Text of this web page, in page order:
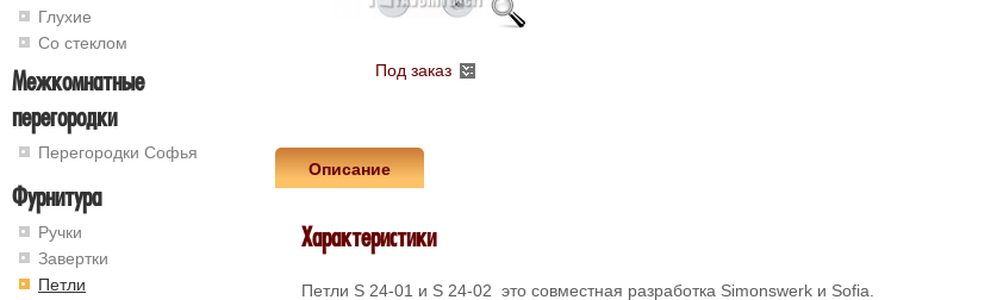
Глухие
Со стеклом
Межкомнатные
перегородки
Перегородки Софья
Фурнитура
Ручки
Завертки
Петли
Под заказ
Описание
Характеристики
Петли S 24-01 и S 24-02 это совместная разработка Simonswerk и Sofia.